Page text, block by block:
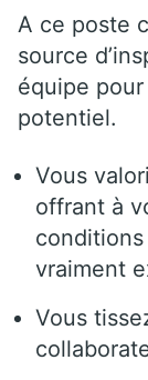
A ce poste
source
équipe pour
potentiel.
Vous
offrant à
vraiment
Vous